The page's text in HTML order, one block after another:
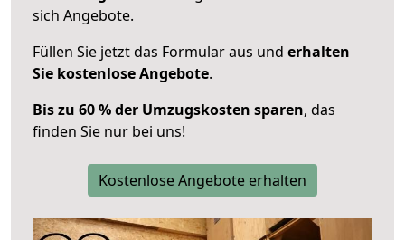
sich Angebote.
Füllen Sie jetzt das Formular aus und erhalten
Sie kostenlose Angebote.
Bis zu 60 % der Umzugskosten sparen, das
finden Sie nur bei uns!
Kostenlose Angebote erhalten